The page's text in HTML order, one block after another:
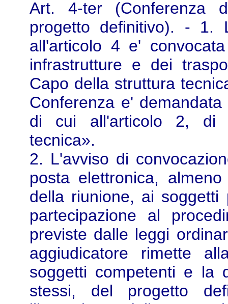
Art. 4-ter (Conferenza
progetto definitivo). - 1.
all'articolo 4 e'
infrastrutture e dei
Capo della struttura
Conferenza e'
di cui all'articolo 2, di
tecnica».
2. L'avviso di
posta elettronica,
della riunione, ai
partecipazione al
previste dalle leggi
aggiudicatore rimette
soggetti competenti e la
stessi, del progetto